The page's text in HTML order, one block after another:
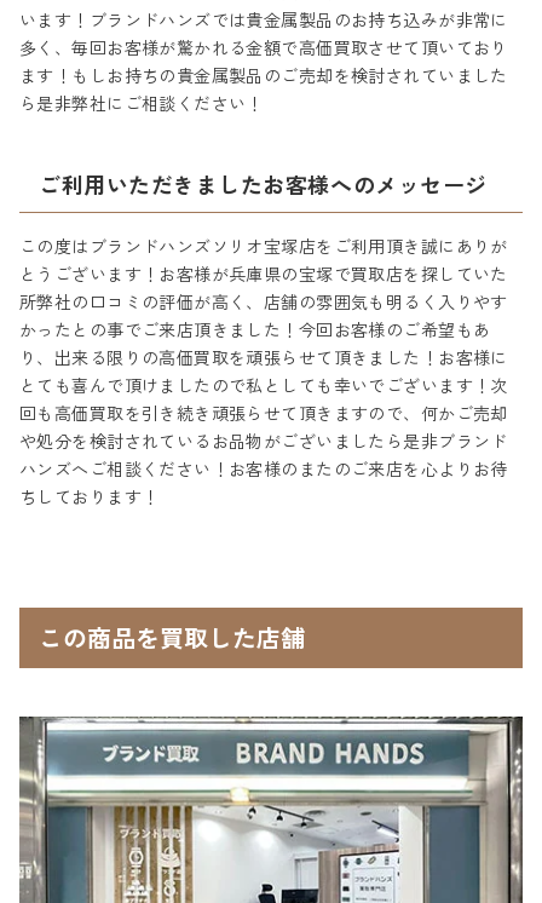
います！ブランドハンズでは貴金属製品のお持ち込みが非常に
多く、毎回お客様が驚かれる金額で高価買取させて頂いており
ます！もしお持ちの貴金属製品のご売却を検討されていました
ら是非弊社にご相談ください！
ご利用いただきましたお客様へのメッセージ
この度はブランドハンズソリオ宝塚店をご利用頂き誠にありが
とうございます！お客様が兵庫県の宝塚で買取店を探していた
所弊社の口コミの評価が高く、店舗の雰囲気も明るく入りやす
かったとの事でご来店頂きました！今回お客様のご希望もあ
り、出来る限りの高価買取を頑張らせて頂きました！お客様に
とても喜んで頂けましたので私としても幸いでございます！次
回も高価買取を引き続き頑張らせて頂きますので、何かご売却
や処分を検討されているお品物がございましたら是非ブランド
ハンズへご相談ください！お客様のまたのご来店を心よりお待
ちしております！
この商品を買取した店舗